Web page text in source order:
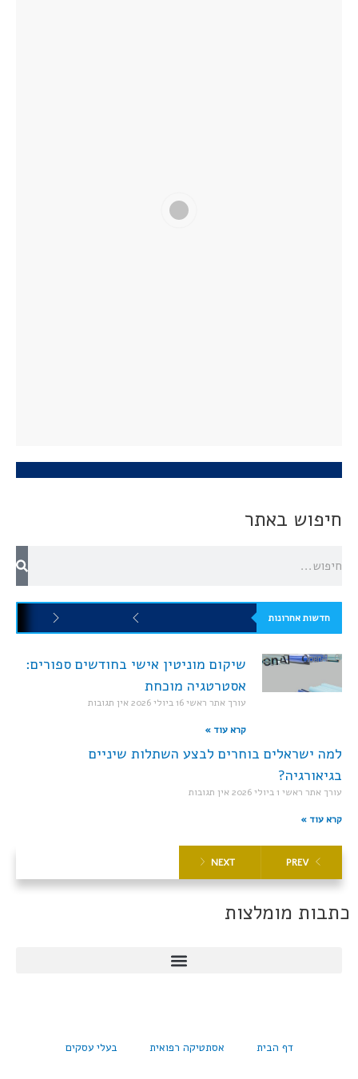
חיפוש באתר
חדשות אחרונות
שיקום מוניטין אישי בחודשים ספורים:
אסטרטגיה מוכחת
עורך אתר ראשי16 ביולי 2026 אין תגובות
קרא עוד »
למה ישראלים בוחרים לבצע השתלות שיניים
בגיאורגיה?
עורך אתר ראשי 1 ביולי 2026 אין תגובות
קרא עוד »
PREV
NEXT
כתבות מומלצות
דף הבית אסתטיקה רפואית בעלי עסקים